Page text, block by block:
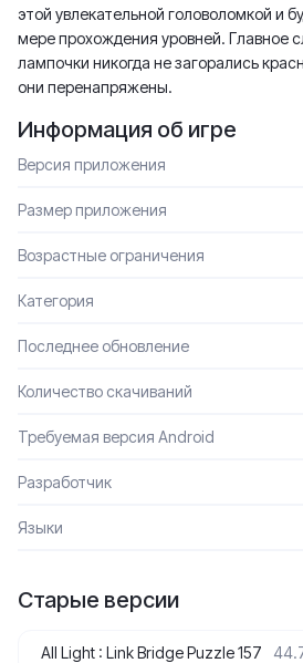
этой увлекательной головоломкой и
мере прохождения уровней. Главное
лампочки никогда не загорались
они перенапряжены.
Информация об игре
Версия приложения
Размер приложения
Возрастные ограничения
Категория
Последнее обновление
Количество скачиваний
Требуемая версия Android
Разработчик
Языки
Старые версии
All Light : Link Bridge Puzzle 157